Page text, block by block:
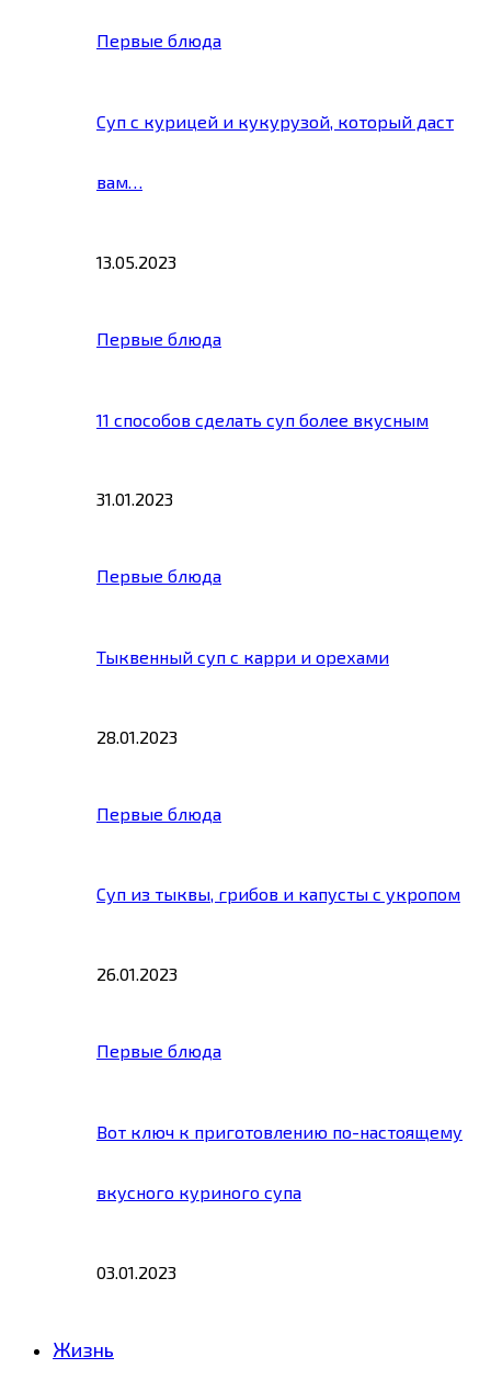
Первые блюда
Суп с курицей и кукурузой, который даст
вам…
13.05.2023
Первые блюда
11 способов сделать суп более вкусным
31.01.2023
Первые блюда
Тыквенный суп с карри и орехами
28.01.2023
Первые блюда
Суп из тыквы, грибов и капусты с укропом
26.01.2023
Первые блюда
Вот ключ к приготовлению по-настоящему
вкусного куриного супа
03.01.2023
Жизнь